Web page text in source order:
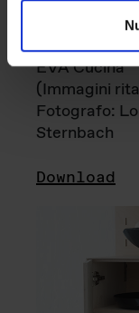
EVA Cucina
(Immagini
Fotografo:
Sternbach
Download